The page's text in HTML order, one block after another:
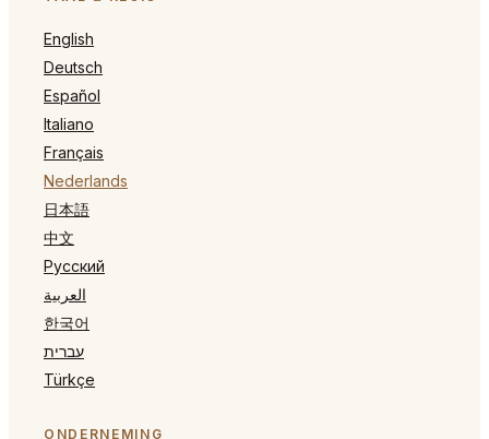
English
Deutsch
Español
Italiano
Français
Nederlands
日本語
中文
Русский
العربية
한국어
עברית
Türkçe
ONDERNEMING